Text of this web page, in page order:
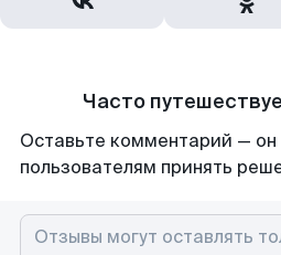
Часто
Оставьте комментарий —
пользователям принять